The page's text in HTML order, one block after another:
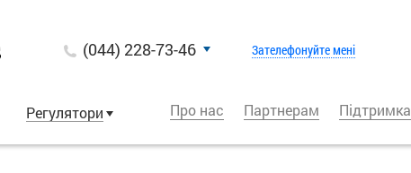
(044) 228-73-46 Зателефонуйте мені
Регулятори Про нас Партнерам Підтримка